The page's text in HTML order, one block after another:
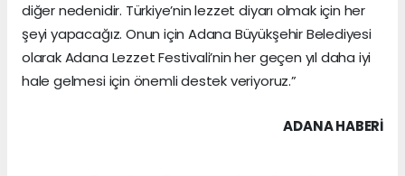
diğer nedenidir. Türkiye’nin lezzet diyarı olmak için her
şeyi yapacağız. Onun için Adana Büyükşehir Belediyesi
olarak Adana Lezzet Festivali’nin her geçen yıl daha iyi
hale gelmesi için önemli destek veriyoruz.”
ADANA HABERİ